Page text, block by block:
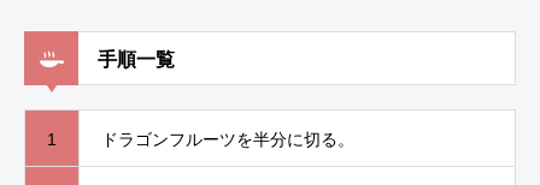
手順一覧
1 ドラゴンフルーツを半分に切る。